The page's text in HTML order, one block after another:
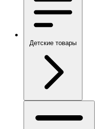
Детские товары